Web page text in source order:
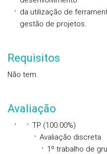
da utilização de
gestão de projetos.
Requisitos
Não tem.
Avaliação
TP (100.00%)
Avaliação discreta
1º trabalho de